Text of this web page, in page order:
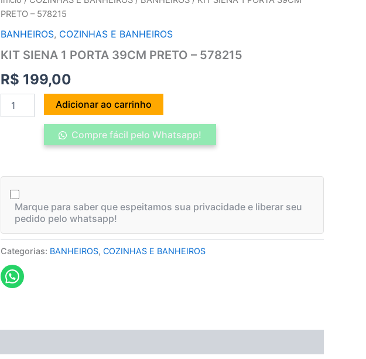
PRETO – 578215
BANHEIROS, COZINHAS E BANHEIROS
KIT SIENA 1 PORTA 39CM PRETO – 578215
R$ 199,00
SIENA
PORTA
PRETO
578215
quantidade
Adicionar ao carrinho
Compre fácil pelo Whatsapp!
Marque para saber que espeitamos sua privacidade e liberar seu
pedido pelo whatsapp!
Categorias: BANHEIROS, COZINHAS E BANHEIROS